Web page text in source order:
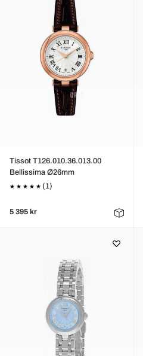
Tissot T126.010.36.013.00
Bellissima Ø26mm
(1)
5 395 kr